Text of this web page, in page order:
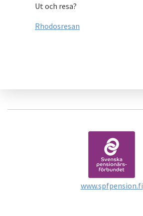
Ut och resa?
Rhodosresan
www.spfpension.fi